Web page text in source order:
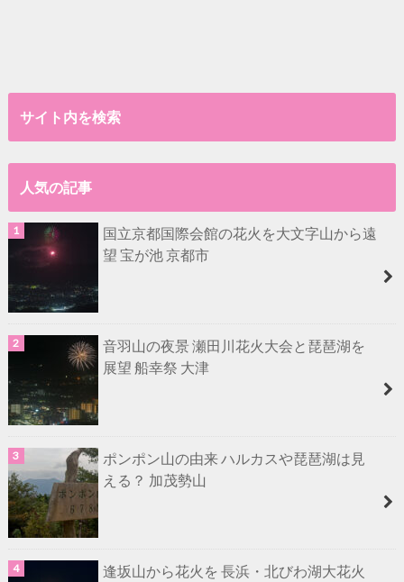
サイト内を検索
人気の記事
国立京都国際会館の花火を大文字山から遠
望 宝が池 京都市
音羽山の夜景 瀬田川花火大会と琵琶湖を
展望 船幸祭 大津
ポンポン山の由来 ハルカスや琵琶湖は見
える？ 加茂勢山
逢坂山から花火を 長浜・北びわ湖大花火